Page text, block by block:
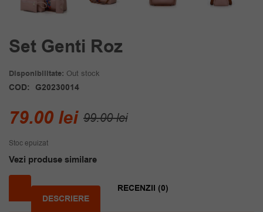
Set Genti Roz
Disponibilitate: Out stock
COD: G20230014
99.00leiPrețul
99.00 lei.
79.00 lei
Prețul
Stoc epuizat
Vezi produse similare
DESCRIERE
RECENZII (0)